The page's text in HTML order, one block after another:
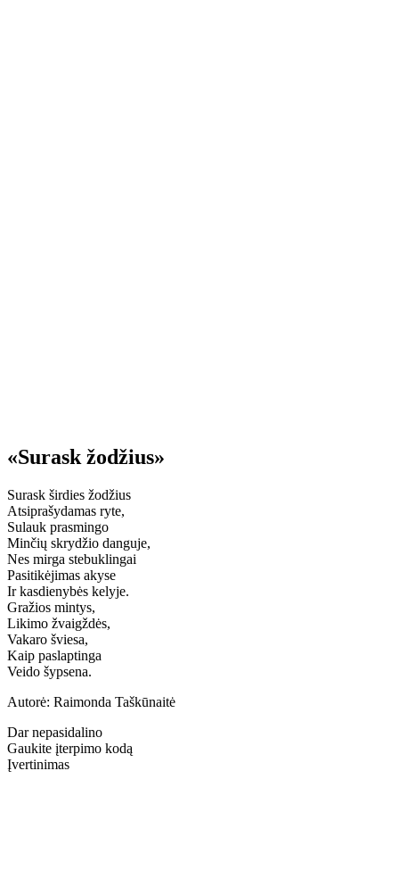
«Surask žodžius»
Surask širdies žodžius
Atsiprašydamas ryte,
Sulauk prasmingo
Minčių skrydžio danguje,
Nes mirga stebuklingai
Pasitikėjimas akyse
Ir kasdienybės kelyje.
Gražios mintys,
Likimo žvaigždės,
Vakaro šviesa,
Kaip paslaptinga
Veido šypsena.
Autorė: Raimonda Taškūnaitė
Dar nepasidalino
Gaukite įterpimo kodą
Įvertinimas